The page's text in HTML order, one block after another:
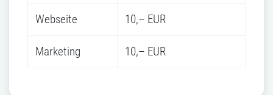
Webseite 10,– EUR
Marketing 10,– EUR